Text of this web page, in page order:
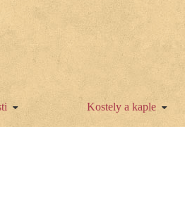
Kostely a kaple